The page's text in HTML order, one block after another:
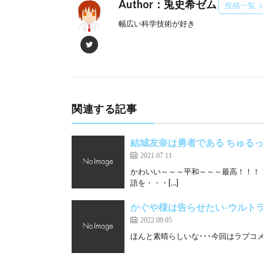
Author：兎史希ゼム
投稿一覧
幅広い科学技術が好き
関連する記事
結城友奈は勇者である ちゅる
2021.07.11
かわいい～～～平和～～～最高！！
語を・・・[…]
かぐや様は告らせたい-ウルト
2022.09.05
ほんと素晴らしいな･･･今回はラブコ